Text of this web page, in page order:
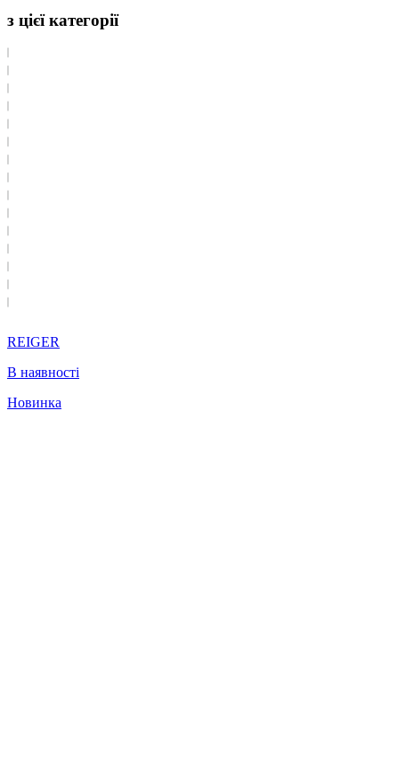
з цієї категорії
REIGER
В наявності
Новинка